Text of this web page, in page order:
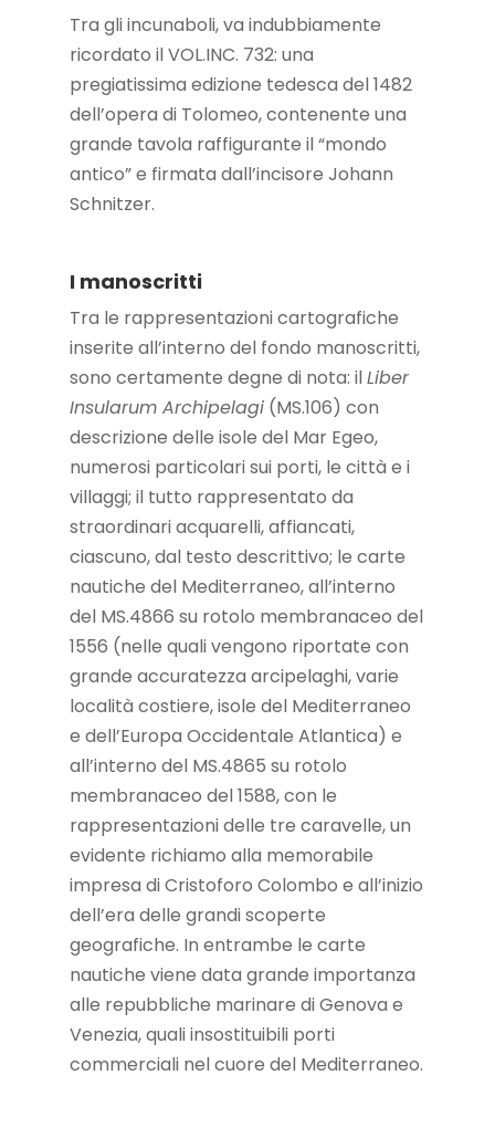
Tra gli incunaboli, va indubbiamente
ricordato il VOL.INC. 732: una
pregiatissima edizione tedesca del 1482
dell’opera di Tolomeo, contenente una
grande tavola raffigurante il “mondo
antico” e firmata dall’incisore Johann
Schnitzer.
I manoscritti
Tra le rappresentazioni cartografiche
inserite all’interno del fondo manoscritti,
sono certamente degne di nota: ilLiber
Insularum Archipelagi(MS.106) con
descrizione delle isole del Mar Egeo,
numerosi particolari sui porti, le città e i
villaggi; il tutto rappresentato da
straordinari acquarelli, affiancati,
ciascuno, dal testo descrittivo; le carte
nautiche del Mediterraneo, all’interno
del MS.4866 su rotolo membranaceo del
1556 (nelle quali vengono riportate con
grande accuratezza arcipelaghi, varie
località costiere, isole del Mediterraneo
e dell’Europa Occidentale Atlantica) e
all’interno del MS.4865 su rotolo
membranaceo del 1588, con le
rappresentazioni delle tre caravelle, un
evidente richiamo alla memorabile
impresa di Cristoforo Colombo e all’inizio
dell’era delle grandi scoperte
geografiche. In entrambe le carte
nautiche viene data grande importanza
alle repubbliche marinare di Genova e
Venezia, quali insostituibili porti
commerciali nel cuore del Mediterraneo.